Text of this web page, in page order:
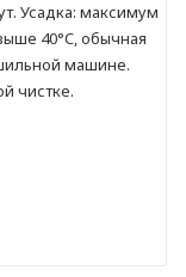
Усадка: максимум
40°C, обычная
машине.
чистке.